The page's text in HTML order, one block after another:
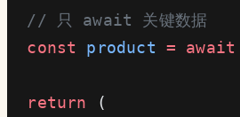
  // 只 await 关键数据
  const
product = await
  return
(